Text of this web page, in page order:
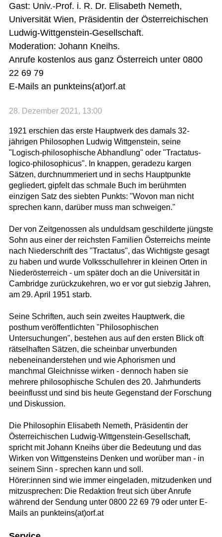
Gast: Univ.-Prof. i. R. Dr. Elisabeth Nemeth,
Universität Wien, Präsidentin der Österreichischen
Ludwig-Wittgenstein-Gesellschaft.
Moderation: Johann Kneihs.
Anrufe kostenlos aus ganz Österreich unter 0800
22 69 79
E-Mails an punkteins(at)orf.at
28. Dezember 2021, 13:00
1921 erschien das erste Hauptwerk des damals 32-
jährigen Philosophen Ludwig Wittgenstein, seine
"Logisch-philosophische Abhandlung" oder "Tractatus-
logico-philosophicus". In knappen, geradezu kargen
Sätzen, durchnummeriert und in sechs Hauptpunkte
gegliedert, gipfelt das schmale Buch im berühmten
einzigen Satz des siebten Punkts: "Wovon man nicht
sprechen kann, darüber muss man schweigen."
Der von Zeitgenossen als unduldsam geschilderte jüngste
Sohn aus einer der reichsten Familien Österreichs meinte
nach Niederschrift des "Tractatus", das Wichtigste gesagt
zu haben und wurde Volksschullehrer in kleinen Orten in
Niederösterreich - um später doch an die Universität in
Cambridge zurückzukehren, wo er vor gut siebzig Jahren,
am 29. April 1951 starb.
Seine Schriften, auch sein zweites Hauptwerk, die
posthum veröffentlichten "Philosophischen
Untersuchungen", bestehen aus auf den ersten Blick oft
rätselhaften Sätzen, die scheinbar unverbunden
nebeneinanderstehen und wie Aphorismen und
manchmal Gleichnisse wirken - dennoch haben sie
mehrere philosophische Schulen des 20. Jahrhunderts
beeinflusst und sind bis heute Gegenstand der Forschung
und Diskussion.
Die Philosophin Elisabeth Nemeth, Präsidentin der
Österreichischen Ludwig-Wittgenstein-Gesellschaft,
spricht mit Johann Kneihs über die Bedeutung und das
Wirken von Wittgensteins Denken und worüber man - in
seinem Sinn - sprechen kann und soll.
Hörer:innen sind wie immer eingeladen, mitzudenken und
mitzusprechen: Die Redaktion freut sich über Anrufe
während der Sendung unter 0800 22 69 79 oder unter E-
Mails an punkteins(at)orf.at